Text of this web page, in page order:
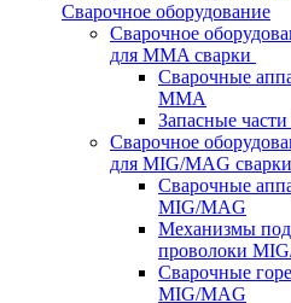
Сварочное оборудование
Сварочное
для MMA сварки
Сварочные
MMA
Запасные
Сварочное
для MIG/MAG сварки
Сварочные
MIG/MAG
Механизмы
проволоки
Сварочные
MIG/MAG